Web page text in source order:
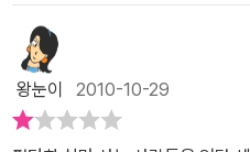
하나가 귀하다고 말한다. 수없이
는 사람들 사이에서도 인생을 풀어줄 단
만루 홈런! 타이밍을 맞추다. 우리 삶에도 멋진 한 방의 순간이 찾아온
다! 우리는 한 분야에서 최고의 전문가들을 부러워한다. 그들의 삶은
가 성패를 좌우하겠지만.<기적
루도, 매순간을 열심히살아가야
게 기적이 왔을 때 꼭 잡고 싶으니
왕눈이 2010-10-29